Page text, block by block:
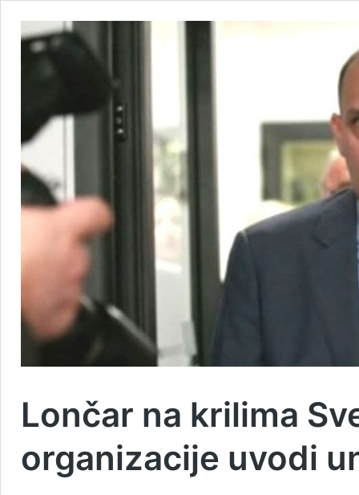
Lončar na krilima
organizacije uvodi